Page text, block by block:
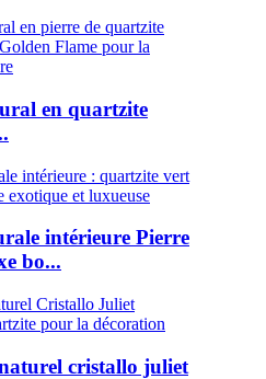
en quartzite
intérieure Pierre
bo...
cristallo juliet